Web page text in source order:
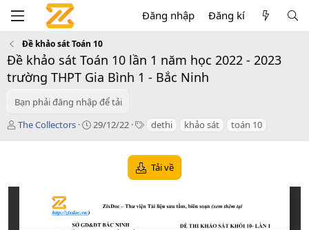
Đăng nhập Đăng kí
Đề khảo sát Toán 10
Đề khảo sát Toán 10 lần 1 năm học 2022 - 2023
trường THPT Gia Bình 1 - Bắc Ninh
Bạn phải đăng nhập để tải
T
ả
The Collectors
C
d
29/12/22
T dethi khảo sát toán 10
Tải về